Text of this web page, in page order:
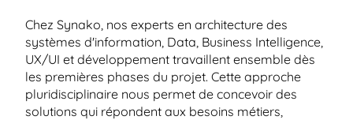
Chez Synako, nos experts en architecture des
systèmes d'information, Data, Business Intelligence,
UX/UI et développement travaillent ensemble dès
les premières phases du projet. Cette approche
pluridisciplinaire nous permet de concevoir des
solutions qui répondent aux besoins métiers,